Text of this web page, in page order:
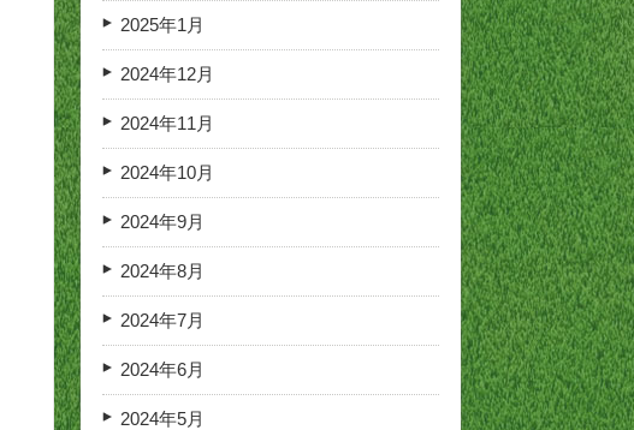
2025年1月
2024年12月
2024年11月
2024年10月
2024年9月
2024年8月
2024年7月
2024年6月
2024年5月